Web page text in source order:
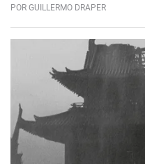
POR GUILLERMO DRAPER